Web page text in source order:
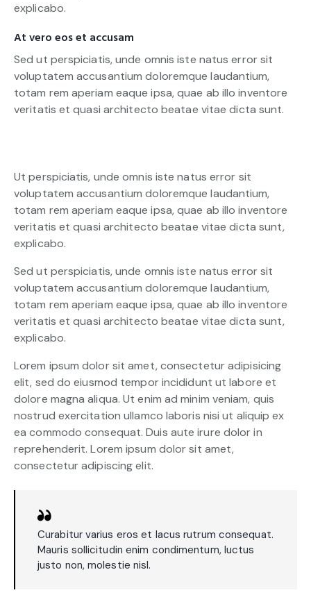
explicabo.
At vero eos et accusam
Sed ut perspiciatis, unde omnis iste natus error sit
voluptatem accusantium doloremque laudantium,
totam rem aperiam eaque ipsa, quae ab illo inventore
veritatis et quasi architecto beatae vitae dicta sunt.
Ut perspiciatis, unde omnis iste natus error sit
voluptatem accusantium doloremque laudantium,
totam rem aperiam eaque ipsa, quae ab illo inventore
veritatis et quasi architecto beatae vitae dicta sunt,
explicabo.
Sed ut perspiciatis, unde omnis iste natus error sit
voluptatem accusantium doloremque laudantium,
totam rem aperiam eaque ipsa, quae ab illo inventore
veritatis et quasi architecto beatae vitae dicta sunt,
explicabo.
Lorem ipsum dolor sit amet, consectetur adipisicing
elit, sed do eiusmod tempor incididunt ut labore et
dolore magna aliqua. Ut enim ad minim veniam, quis
nostrud exercitation ullamco laboris nisi ut aliquip ex
ea commodo consequat. Duis aute irure dolor in
reprehenderit. Lorem ipsum dolor sit amet,
consectetur adipiscing elit.
Curabitur varius eros et lacus rutrum consequat.
Mauris sollicitudin enim condimentum, luctus
justo non, molestie nisl.